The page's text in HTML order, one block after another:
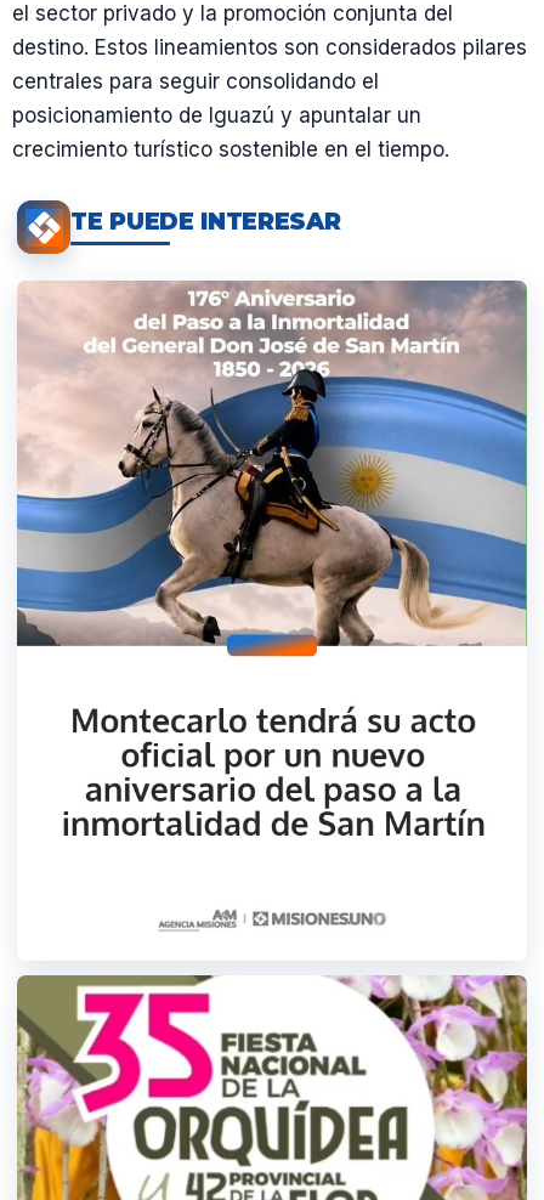
el sector privado y la promoción conjunta del
destino. Estos lineamientos son considerados pilares
centrales para seguir consolidando el
posicionamiento de Iguazú y apuntalar un
crecimiento turístico sostenible en el tiempo.
TE PUEDE INTERESAR